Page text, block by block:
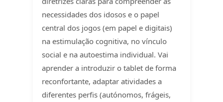
necessidades dos idosos e o papel
central dos jogos (em papel e digitais)
na estimulação cognitiva, no vínculo
social e na autoestima individual. Vai
aprender a introduzir o tablet de forma
reconfortante, adaptar atividades a
diferentes perfis (autónomos, frágeis,